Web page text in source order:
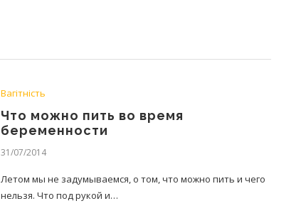
Вагітність
Что можно пить во время
беременности
31/07/2014
Летом мы не задумываемся, о том, что можно пить и чего
нельзя. Что под рукой и…